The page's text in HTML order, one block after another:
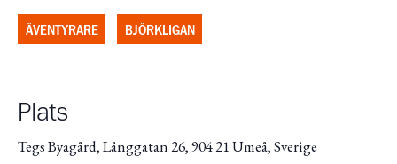
ÄVENTYRARE BJÖRKLIGAN
Plats
Tegs Byagård, Långgatan 26, 904 21 Umeå, Sverige